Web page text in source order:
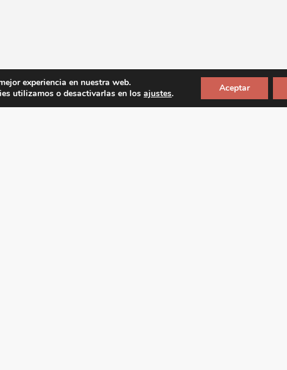
experiencia en nuestra web.
utilizamos o desactivarlas en losajustes. Aceptar